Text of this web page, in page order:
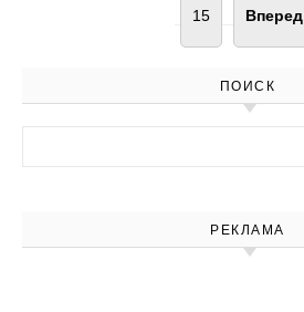
15 Вперед
ПОИСК
РЕКЛАМА